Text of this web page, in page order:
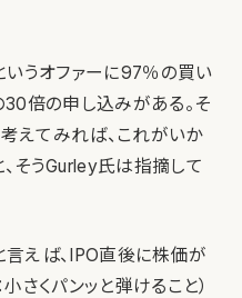
いうオファーに97％の買い
倍の申し込みがある。そ
えてみれば、これがいか
そうGurley氏は指摘して
言えば、IPO直後に株価が
さくパンッと弾けること）